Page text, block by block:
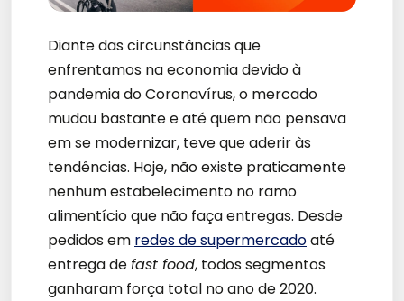
Diante das circunstâncias que
enfrentamos na economia devido à
pandemia do Coronavírus, o mercado
mudou bastante e até quem não pensava
em se modernizar, teve que aderir às
tendências. Hoje, não existe praticamente
nenhum estabelecimento no ramo
alimentício que não faça entregas. Desde
pedidos em redes de supermercadoaté
entrega defast food, todos segmentos
ganharam força total no ano de 2020.